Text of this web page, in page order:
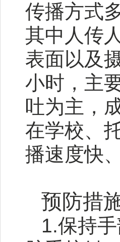
传播方式
其中人传
表面以及
小时，主
吐为主，
在学校、
播速度快
预防措
1.保持